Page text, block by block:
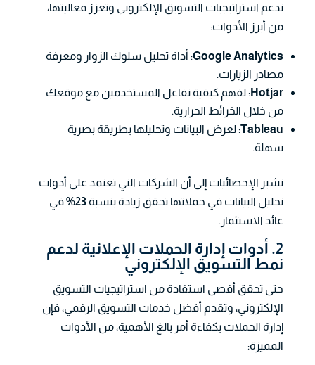
تدعم استراتيجيات التسويق الإلكتروني وتعزز فعاليتها،
من أبرز الأدوات:
Google Analytics: أداة تحليل سلوك الزوار ومعرفة
مصادر الزيارات.
Hotjar: لفهم كيفية تفاعل المستخدمين مع موقعك
من خلال الخرائط الحرارية.
Tableau: لعرض البيانات وتحليلها بطريقة بصرية
سهلة.
تشير الإحصائيات إلى أن الشركات التي تعتمد على أدوات
تحليل البيانات في حملاتها تحقق زيادة بنسبة 23%
في
عائد الاستثمار.
2. أدوات إدارة الحملات الإعلانية لدعم
نمط التسويق الإلكتروني
حتى تحقق أقصى استفادة من استراتيجيات التسويق
الإلكتروني، وتقدم أفضل خدمات التسويق الرقمي، فإن
إدارة الحملات بكفاءة أمر بالغ الأهمية، من الأدوات
المميزة: